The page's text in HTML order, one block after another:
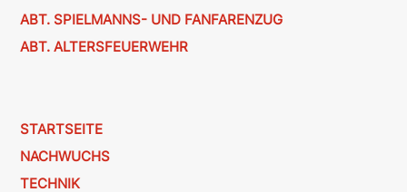
ABT. SPIELMANNS- UND FANFARENZUG
ABT. ALTERSFEUERWEHR
STARTSEITE
NACHWUCHS
TECHNIK